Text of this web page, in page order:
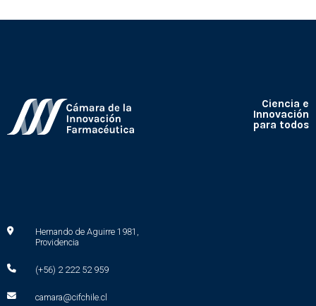
Ciencia e
Innovación
para todos
Hernando de Aguirre 1981,
Providencia
(+56) 2 222 52 959
camara@cifchile.cl